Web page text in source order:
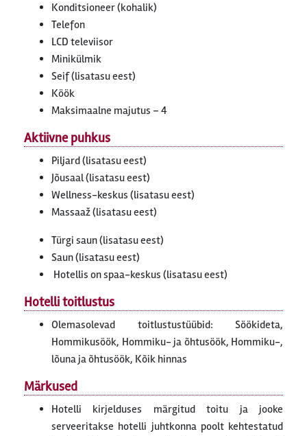
Konditsioneer (kohalik)
Telefon
LCD televiisor
Minikülmik
Seif (lisatasu eest)
Köök
Maksimaalne majutus – 4
Aktiivne puhkus
Piljard (lisatasu eest)
Jõusaal (lisatasu eest)
Wellness-keskus (lisatasu eest)
Massaaž (lisatasu eest)
Türgi saun (lisatasu eest)
Saun (lisatasu eest)
Hotellis on spaa-keskus (lisatasu eest)
Hotelli toitlustus
Olemasolevad toitlustustüübid: Söökideta,
Hommikusöök, Hommiku- ja õhtusöök, Hommiku-,
lõuna ja õhtusöök, Kõik hinnas
Märkused
Hotelli kirjelduses märgitud toitu ja jooke
serveeritakse hotelli juhtkonna poolt kehtestatud